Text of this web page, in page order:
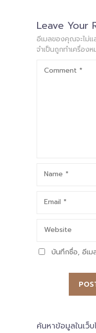
Leave Your
อีเมลของคุณจะไม่แ
จำเป็นถูกทำเครื่องห
Comment *
Name *
Email *
Website
บันทึกชื่อ, อีเม
ค้นหาข้อมูลในเว็